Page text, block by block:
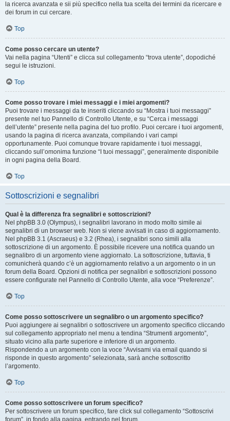
la ricerca avanzata e sii più specifico nella tua scelta dei termini da ricercare e
dei forum in cui cercare.
Top
Come posso cercare un utente?
Vai nella pagina “Utenti” e clicca sul collegamento “trova utente”, dopodiché
segui le istruzioni.
Top
Come posso trovare i miei messaggi e i miei argomenti?
Puoi trovare i messaggi da te inseriti cliccando su “Mostra i tuoi messaggi”
presente nel tuo Pannello di Controllo Utente, e su “Cerca i messaggi
dell’utente” presente nella pagina del tuo profilo. Puoi cercare i tuoi argomenti,
usando la pagina di ricerca avanzata, compilando i vari campi
opportunamente. Puoi comunque trovare rapidamente i tuoi messaggi,
cliccando sull’omonima funzione “I tuoi messaggi”, generalmente disponibile
in ogni pagina della Board.
Top
Sottoscrizioni e segnalibri
Qual è la differenza fra segnalibri e sottoscrizioni?
Nel phpBB 3.0 (Olympus), i segnalibri lavorano in modo molto simile ai
segnalibri di un browser web. Non si viene avvisati in caso di aggiornamento.
Nel phpBB 3.1 (Ascraeus) e 3.2 (Rhea), i segnalibri sono simili alla
sottoscrizione di un argomento. È possibile ricevere una notifica quando un
segnalibro di un argomento viene aggiornato. La sottoscrizione, tuttavia, ti
comunicherà quando c’è un aggiornamento relativo a un argomento o in un
forum della Board. Opzioni di notifica per segnalibri e sottoscrizioni possono
essere configurate nel Pannello di Controllo Utente, alla voce “Preferenze”.
Top
Come posso sottoscrivere un segnalibro o un argomento specifico?
Puoi aggiungere ai segnalibri o sottoscrivere un argomento specifico cliccando
sul collegamento appropriato nel menu a tendina “Strumenti argomento”,
situato vicino alla parte superiore e inferiore di un argomento.
Rispondendo a un argomento con la voce “Avvisami via email quando si
risponde in questo argomento” selezionata, sarà anche sottoscritto
l’argomento.
Top
Come posso sottoscrivere un forum specifico?
Per sottoscrivere un forum specifico, fare click sul collegamento “Sottoscrivi
forum”, in fondo alla pagina, entrando nel forum.